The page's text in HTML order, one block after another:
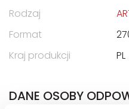
Rodzaj
Format
Kraj produkcji
PL
DANE OSOBY